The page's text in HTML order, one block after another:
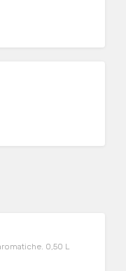
0,50 L